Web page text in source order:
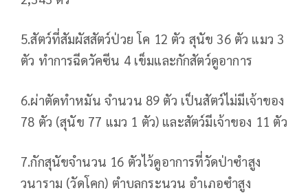
5.สัตว์ที่สัมผัสสัตว์ป่วย โค 12 ตัว สุนัข 36 ตัว แมว 3
ตัว ทำการฉีดวัคซีน 4 เข็มและกักสัตว์ดูอาการ
6.ผ่าตัดทำหมัน จำนวน 89 ตัว เป็นสัตว์ไม่มีเจ้าของ
78 ตัว (สุนัข 77 แมว 1 ตัว) และสัตว์มีเจ้าของ 11 ตัว
7.กักสุนัขจำนวน 16 ตัวไว้ดูอาการที่วัดป่าซำสูง
วนาราม (วัดโคก) ตำบลกระนวน อำเภอซำสูง